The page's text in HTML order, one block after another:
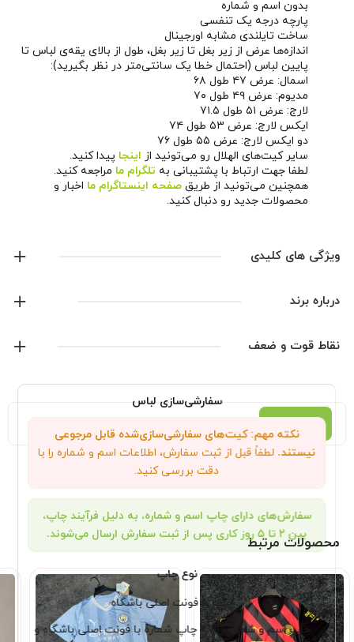
سفارشی‌سازی لباس
نکته مهم: کیت‌های سفارشی‌سازی‌شده قابل مرجوعی
نیستند. لطفاً قبل از ثبت سفارش، اطلاعات اسم و شماره را با
دقت بررسی کنید.
سفارش‌های دارای چاپ اسم و شماره، به دلیل فرآیند چاپ،
بین ۲ تا ۵ روز کاری پس از ثبت سفارش ارسال می‌شوند.
نوع چاپ
چاپ با فونت اصلی باشگاه
چاپ اسم و شماره VIP ( چاپ شماره با فونت اصلی باشگاه و
بدون اسم و شماره
پارچه درجه یک تنفسی
ساخت تایلندی مشابه اورجینال
اندازه‌ها عرض از زیر بغل تا زیر بغل، طول از بالای یقه‌ی لباس تا
پایین لباس (احتمال خطا یک سانتی‌متر در نظر بگیرید):
اسمال: عرض ۴۷ طول ۶۸
مدیوم: عرض ۴۹ طول ۷۰
لارج: عرض ۵۱ طول ۷۱.۵
ایکس لارج: عرض ۵۳ طول ۷۴
دو ایکس لارج: عرض ۵۵ طول ۷۶
سایر کیت‌های الهلال رو می‌تونید از اینجا پیدا کنید.
لطفا جهت ارتباط با پشتیبانی به تلگرام ما مراجعه کنید.
همچنین می‌تونید از طریق صفحه اینستاگرام ما اخبار و
محصولات جدید رو دنبال کنید.
ویژگی های کلیدی
بدون اسم و شماره
پارچه درجه یک تنفسی
درباره برند
پوما
نقاط قوت و ضعف
محصولات مرتبط